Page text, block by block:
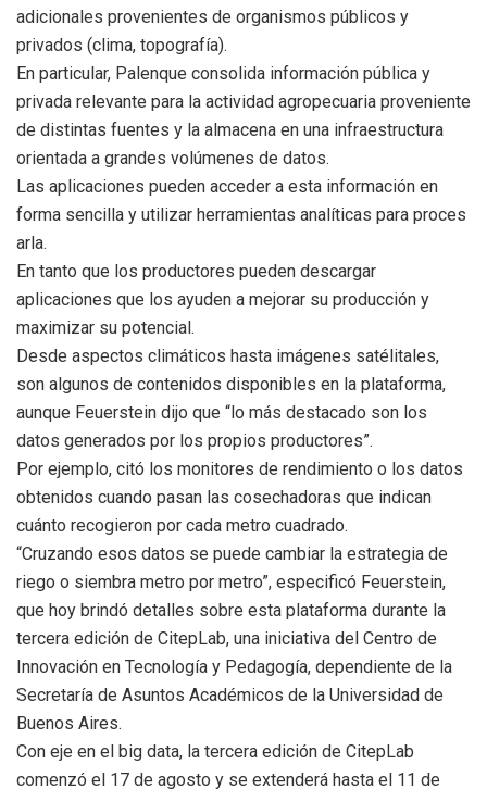
adicionales provenientes de organismos públicos y
privados (clima, topografía).
En particular, Palenque consolida información pública y
privada relevante para la actividad agropecuaria proveniente
de distintas fuentes y la almacena en una infraestructura
orientada a grandes volúmenes de datos.
Las aplicaciones pueden acceder a esta información en
forma sencilla y utilizar herramientas analíticas para proces
arla.
En tanto que los productores pueden descargar
aplicaciones que los ayuden a mejorar su producción y
maximizar su potencial.
Desde aspectos climáticos hasta imágenes satélitales,
son algunos de contenidos disponibles en la plataforma,
aunque Feuerstein dijo que “lo más destacado son los
datos generados por los propios productores”.
Por ejemplo, citó los monitores de rendimiento o los datos
obtenidos cuando pasan las cosechadoras que indican
cuánto recogieron por cada metro cuadrado.
“Cruzando esos datos se puede cambiar la estrategia de
riego o siembra metro por metro”, especificó Feuerstein,
que hoy brindó detalles sobre esta plataforma durante la
tercera edición de CitepLab, una iniciativa del Centro de
Innovación en Tecnología y Pedagogía, dependiente de la
Secretaría de Asuntos Académicos de la Universidad de
Buenos Aires.
Con eje en el big data, la tercera edición de CitepLab
comenzó el 17 de agosto y se extenderá hasta el 11 de